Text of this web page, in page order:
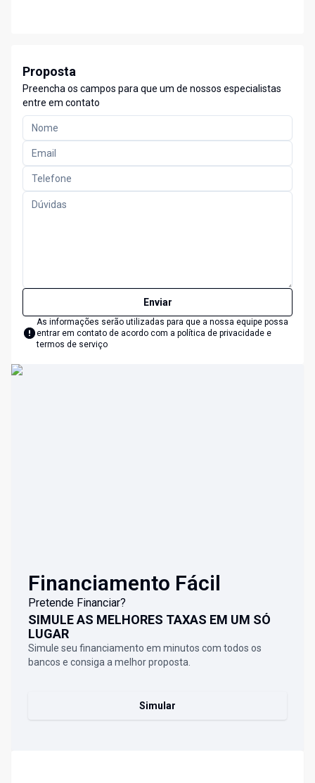
Proposta
Preencha os campos para que um de nossos especialistas
entre em contato
Enviar
As informações serão utilizadas para que a nossa equipe possa
entrar em contato de acordo com a política de privacidade e
termos de serviço
Financiamento Fácil
Pretende Financiar?
SIMULE AS MELHORES TAXAS EM UM SÓ
LUGAR
Simule seu financiamento em minutos com todos os
bancos e consiga a melhor proposta.
Simular